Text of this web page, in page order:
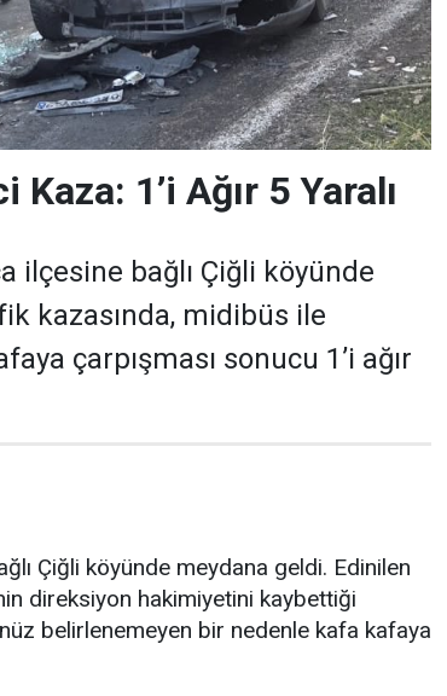
Kaza: 1’i Ağır 5 Yaralı
ilçesine bağlı Çiğli köyünde
kazasında, midibüs ile
çarpışması sonucu 1’i ağır
Çiğli köyünde meydana geldi. Edinilen
direksiyon hakimiyetini kaybettiği
belirlenemeyen bir nedenle kafa kafaya